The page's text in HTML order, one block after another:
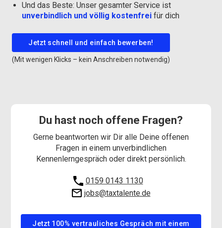
Und das Beste: Unser gesamter Service ist
unverbindlich und völlig kostenfreifür dich
Jetzt schnell und einfach bewerben!
(Mit wenigen Klicks – kein Anschreiben notwendig)
Du hast noch offene Fragen?
Gerne beantworten wir Dir alle Deine offenen
Fragen in einem unverbindlichen
Kennenlerngespräch oder direkt persönlich.
0159 0143 1130
jobs@taxtalente.de
Jetzt 100% vertrauliches Gespräch mit einem